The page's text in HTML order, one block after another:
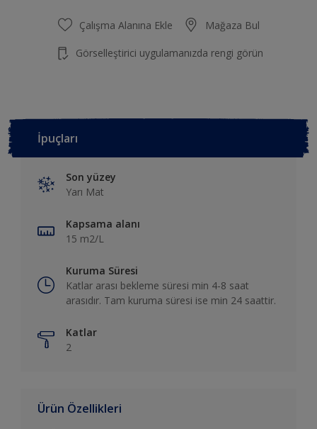
Çalışma Alanına Ekle Mağaza Bul
Görselleştirici uygulamanızda rengi görün
İpuçları
Son yüzey
Yarı Mat
Kapsama alanı
15 m2/L
Kuruma Süresi
Katlar arası bekleme süresi min 4-8 saat
arasıdır. Tam kuruma süresi ise min 24 saattir.
Katlar
2
Ürün Özellikleri